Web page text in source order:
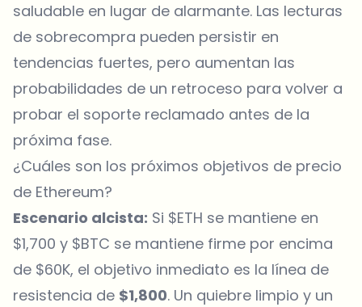
saludable en lugar de alarmante. Las lecturas
de sobrecompra pueden persistir en
tendencias fuertes, pero aumentan las
probabilidades de un retroceso para volver a
probar el soporte reclamado antes de la
próxima fase.
¿Cuáles son los próximos objetivos de precio
de Ethereum?
Escenario alcista: Si $ETH se mantiene en
$1,700 y $BTC se mantiene firme por encima
de $60K, el objetivo inmediato es la línea de
resistencia de $1,800. Un quiebre limpio y un